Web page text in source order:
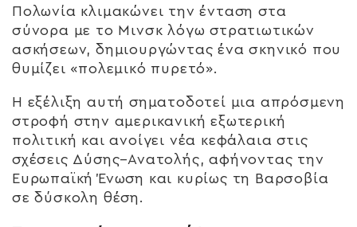
Πολωνία κλιμακώνει την ένταση στα
σύνορα με το Μινσκ λόγω στρατιωτικών
ασκήσεων, δημιουργώντας ένα σκηνικό που
θυμίζει «πολεμικό πυρετό».
Η εξέλιξη αυτή σηματοδοτεί μια απρόσμενη
στροφή στην αμερικανική εξωτερική
πολιτική και ανοίγει νέα κεφάλαια στις
σχέσεις Δύσης–Ανατολής, αφήνοντας την
Ευρωπαϊκή Ένωση και κυρίως τη Βαρσοβία
σε δύσκολη θέση.